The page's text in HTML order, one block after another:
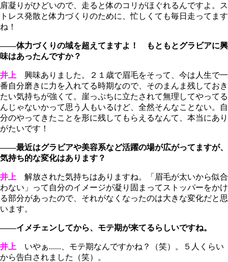
肩凝りがひどいので、走ると体のコリがほぐれるんですよ。ス
トレス発散と体力づくりのために、忙しくても毎日走ってます
ね！
――体力づくりの域を超えてますよ！ もともとグラビアに興
味はあったんですか？
井上 興味ありました。２１歳で眉毛をそって、今は人生で一
番自分磨きに力を入れてる時期なので、そのまんま残しておき
たい気持ちが強くて。崖っぷちに立たされて無理してやってる
んじゃないかって思う人もいるけど、全然そんなことない。自
分のやってきたことを形に残してもらえるなんて、本当にあり
がたいです！
――最近はグラビアや美容系など活躍の場が広がってますが、
気持ち的な変化はあります？
井上 解放された気持ちはありますね。「眉毛が太いから似合
わない」って自分のイメージが凝り固まってストッパーをかけ
る部分があったので、それがなくなったのは大きな変化だと思
います。
――イメチェンしてから、モテ期が来てるらしいですね。
井上 いやぁ......、モテ期なんですかね？（笑）。５人くらい
から告白されました（笑）。